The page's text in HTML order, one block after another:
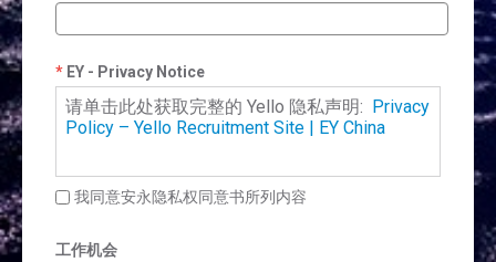
EY - Privacy Notice
请单击此处获取完整的 Yello 隐私声明: Privacy
Policy – Yello Recruitment Site | EY China
我同意安永隐私权同意书所列内容
工作机会